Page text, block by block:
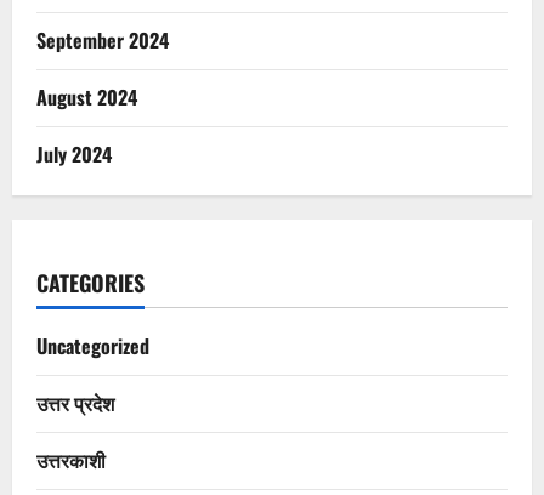
September 2024
August 2024
July 2024
CATEGORIES
Uncategorized
उत्तर प्रदेश
उत्तरकाशी